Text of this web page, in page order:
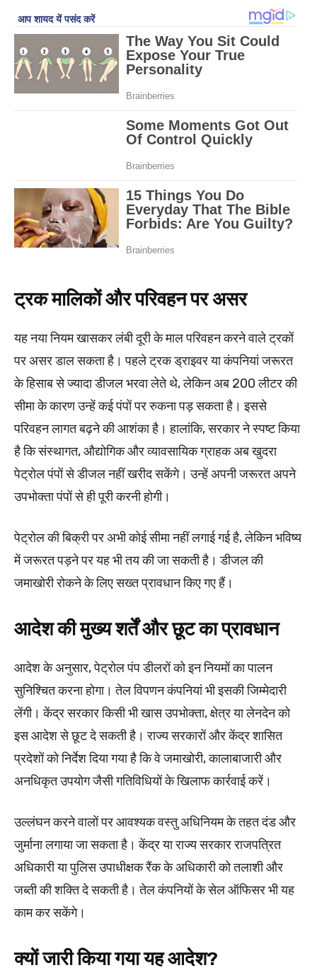
ट्रक मालिकों और परिवहन पर असर
यह नया नियम खासकर लंबी दूरी के माल परिवहन करने वाले ट्रकों
पर असर डाल सकता है। पहले ट्रक ड्राइवर या कंपनियां जरूरत
के हिसाब से ज्यादा डीजल भरवा लेते थे, लेकिन अब 200 लीटर की
सीमा के कारण उन्हें कई पंपों पर रुकना पड़ सकता है। इससे
परिवहन लागत बढ़ने की आशंका है। हालांकि, सरकार ने स्पष्ट किया
है कि संस्थागत, औद्योगिक और व्यावसायिक ग्राहक अब खुदरा
पेट्रोल पंपों से डीजल नहीं खरीद सकेंगे। उन्हें अपनी जरूरत अपने
उपभोक्ता पंपों से ही पूरी करनी होगी।
पेट्रोल की बिक्री पर अभी कोई सीमा नहीं लगाई गई है, लेकिन भविष्य
में जरूरत पड़ने पर यह भी तय की जा सकती है। डीजल की
जमाखोरी रोकने के लिए सख्त प्रावधान किए गए हैं।
आदेश की मुख्य शर्तें और छूट का प्रावधान
आदेश के अनुसार, पेट्रोल पंप डीलरों को इन नियमों का पालन
सुनिश्चित करना होगा। तेल विपणन कंपनियां भी इसकी जिम्मेदारी
लेंगी। केंद्र सरकार किसी भी खास उपभोक्ता, क्षेत्र या लेनदेन को
इस आदेश से छूट दे सकती है। राज्य सरकारों और केंद्र शासित
प्रदेशों को निर्देश दिया गया है कि वे जमाखोरी, कालाबाजारी और
अनधिकृत उपयोग जैसी गतिविधियों के खिलाफ कार्रवाई करें।
उल्लंघन करने वालों पर आवश्यक वस्तु अधिनियम के तहत दंड और
जुर्माना लगाया जा सकता है। केंद्र या राज्य सरकार राजपत्रित
अधिकारी या पुलिस उपाधीक्षक रैंक के अधिकारी को तलाशी और
जब्ती की शक्ति दे सकती है। तेल कंपनियों के सेल ऑफिसर भी यह
काम कर सकेंगे।
क्यों जारी किया गया यह आदेश?